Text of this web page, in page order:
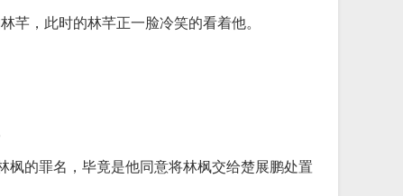
芊，此时的林芊正一脸冷笑的看着他。
枫的罪名，毕竟是他同意将林枫交给楚展鹏处置